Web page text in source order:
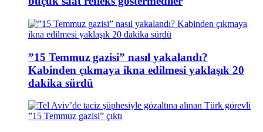
”15 Temmuz gazisi” nasıl yakalandı?
Kabinden çıkmaya ikna edilmesi yaklaşık 20
dakika sürdü